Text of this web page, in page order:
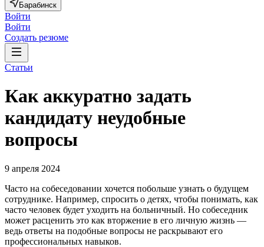
Барабинск
Войти
Войти
Создать резюме
Статьи
Как аккуратно задать
кандидату неудобные
вопросы
9 апреля 2024
Часто на собеседовании хочется побольше узнать о будущем
сотруднике. Например, спросить о детях, чтобы понимать, как
часто человек будет уходить на больничный. Но собеседник
может расценить это как вторжение в его личную жизнь —
ведь ответы на подобные вопросы не раскрывают его
профессиональных навыков.